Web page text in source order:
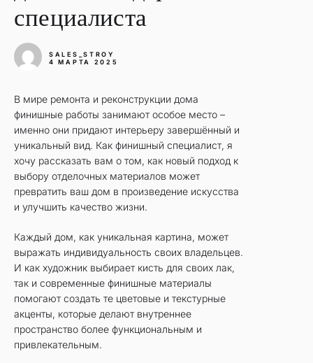
специалиста
SALES_STROY
4 МАРТА 2025
В мире ремонта и реконструкции дома
финишные работы занимают особое место –
именно они придают интерьеру завершённый и
уникальный вид. Как финишный специалист, я
хочу рассказать вам о том, как новый подход к
выбору отделочных материалов может
превратить ваш дом в произведение искусства
и улучшить качество жизни.
Каждый дом, как уникальная картина, может
выражать индивидуальность своих владельцев.
И как художник выбирает кисть для своих лак,
так и современные финишные материалы
помогают создать те цветовые и текстурные
акценты, которые делают внутреннее
пространство более функциональным и
привлекательным.